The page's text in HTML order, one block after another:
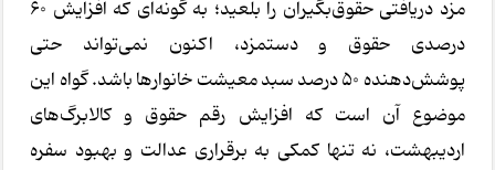
مزد دریافتی حقوق‌بگیران را بلعید؛ به گونه‌ای که افزایش 60
درصدی حقوق و دستمزد، اکنون نمی‌تواند حتی
پوشش‌دهنده 50 درصد سبد معیشت خانوارها باشد. گواه این
موضوع آن است که افزایش رقم حقوق و کالابرگ‌های
اردیبهشت، نه تنها کمکی به برقراری عدالت و بهبود سفره